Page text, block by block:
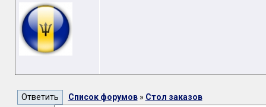
Список форумов» Стол заказов